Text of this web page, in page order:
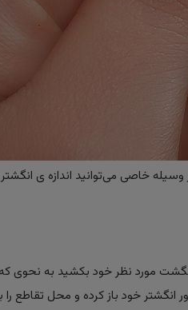
خاصی می‌توانید اندازه ی
انگشت مورد نظر خود بکشید به نحوی
انگشتر خود باز کرده و محل تقاطع